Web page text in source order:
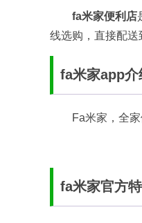
fa米家便利店
线选购，直接配送
fa米家app介
Fa米家，全
fa米家官方